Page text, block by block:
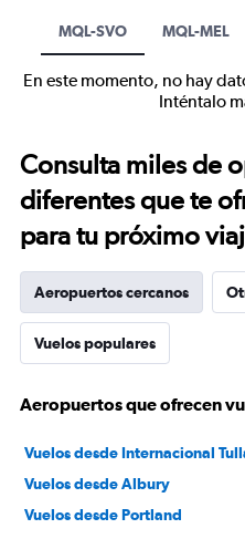
MQL-SVO MQL-MEL
En este momento, no hay
Inténtalo
Consulta miles de
diferentes que te
para tu próximo
Aeropuertos cercanos
Vuelos populares
Aeropuertos que ofrecen
Vuelos desde Internacional
Vuelos desde Albury
Vuelos desde Portland